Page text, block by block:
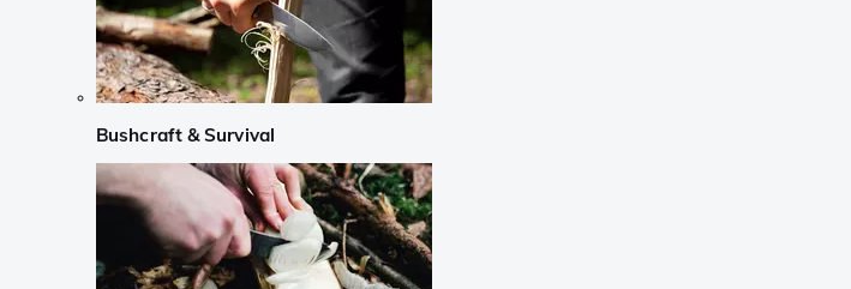
Bushcraft & Survival